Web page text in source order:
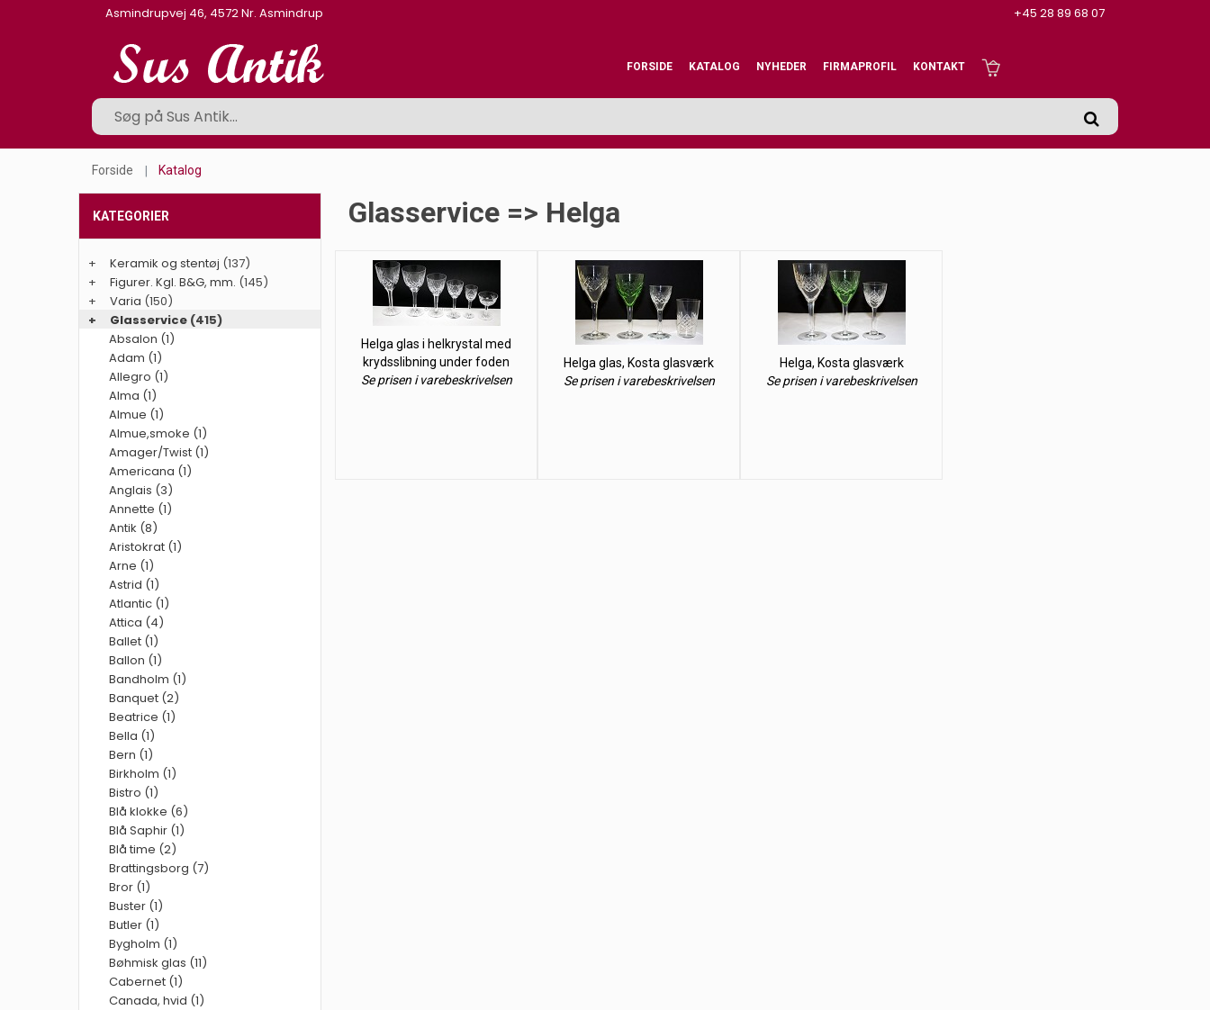
Asmindrupvej 46, 4572 Nr. Asmindrup +45 28 89 68 07
FORSIDE KATALOG NYHEDER FIRMAPROFIL KONTAKT
Forside Katalog
Glasservice => Helga
Helga glas i helkrystal med
krydsslibning under foden
Se prisen i varebeskrivelsen
Helga glas, Kosta glasværk
Se prisen i varebeskrivelsen
Helga, Kosta glasværk
Se prisen i varebeskrivelsen
KATEGORIER
+ Keramik og stentøj (137)
+
Figurer. Kgl. B&G, mm. (145)
+
Varia (150)
+
Glasservice (415)
Absalon (1)
Adam (1)
Allegro (1)
Alma (1)
Almue (1)
Almue,smoke (1)
Amager/Twist (1)
Americana (1)
Anglais (3)
Annette (1)
Antik (8)
Aristokrat (1)
Arne (1)
Astrid (1)
Atlantic (1)
Attica (4)
Ballet (1)
Ballon (1)
Bandholm (1)
Banquet (2)
Beatrice (1)
Bella (1)
Bern (1)
Birkholm (1)
Bistro (1)
Blå klokke (6)
Blå Saphir (1)
Blå time (2)
Brattingsborg (7)
Bror (1)
Buster (1)
Butler (1)
Bygholm (1)
Bøhmisk glas (11)
Cabernet (1)
Canada, hvid (1)